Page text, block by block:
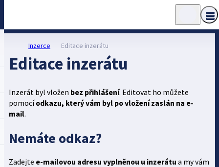
Inzerce Editace inzerátu
Editace inzerátu
Inzerát byl vložen bez přihlášení. Editovat ho můžete
pomocíodkazu, který vám byl po vložení zaslán na e-
mail.
Nemáte odkaz?
Zadejte e-mailovou adresu vyplněnou u inzerátu a my vám